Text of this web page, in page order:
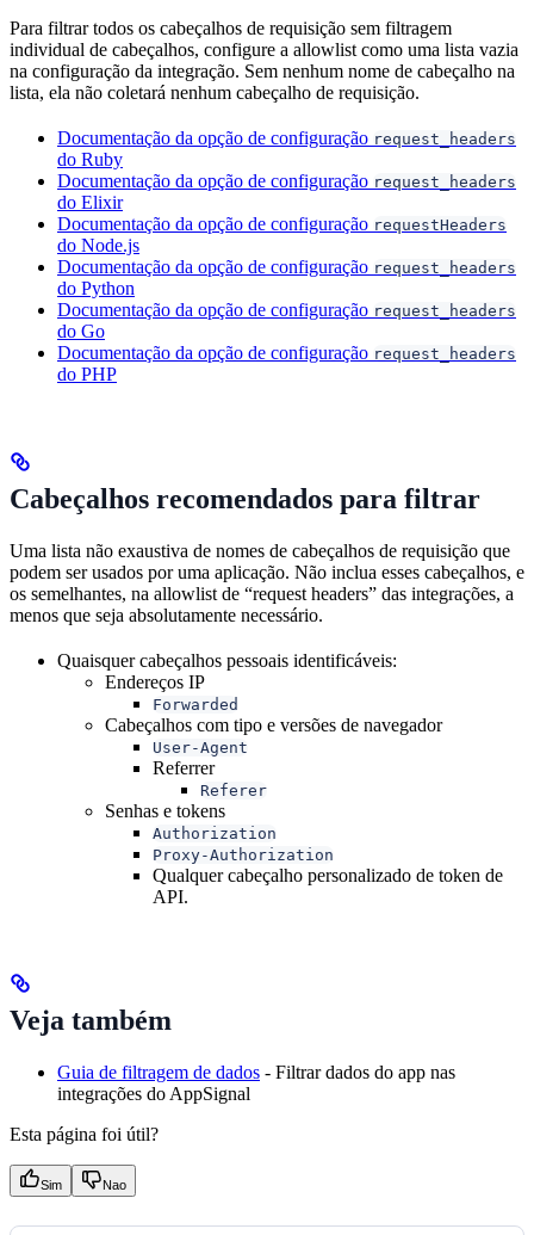
Para filtrar todos os cabeçalhos de requisição sem filtragem
individual de cabeçalhos, configure a allowlist como uma lista vazia
na configuração da integração. Sem nenhum nome de cabeçalho na
lista, ela não coletará nenhum cabeçalho de requisição.
Documentação da opção de configuração request_headers
do Ruby
Documentação da opção de configuração request_headers
do Elixir
Documentação da opção de configuração requestHeaders
do Node.js
Documentação da opção de configuração request_headers
do Python
Documentação da opção de configuração request_headers
do Go
Documentação da opção de configuração request_headers
do PHP
Cabeçalhos recomendados para filtrar
Uma lista não exaustiva de nomes de cabeçalhos de requisição que
podem ser usados por uma aplicação. Não inclua esses cabeçalhos, e
os semelhantes, na allowlist de “request headers” das integrações, a
menos que seja absolutamente necessário.
Quaisquer cabeçalhos pessoais identificáveis:
Endereços IP
Forwarded
Cabeçalhos com tipo e versões de navegador
User-Agent
Referrer
Referer
Senhas e tokens
Authorization
Proxy-Authorization
Qualquer cabeçalho personalizado de token de
API.
Veja também
Guia de filtragem de dados - Filtrar dados do app nas
integrações do AppSignal
Esta página foi útil?
Sim Nao